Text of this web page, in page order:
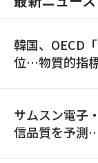
韓国、OECD
位…物質的指
サムスン電子
信品質を予測